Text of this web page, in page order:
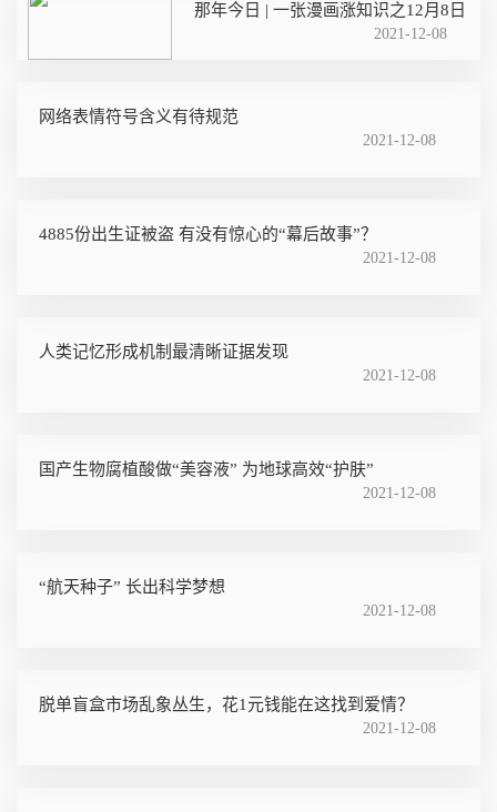
那年今日 | 一张漫画涨知识之12月8日
2021-12-08
网络表情符号含义有待规范
2021-12-08
4885份出生证被盗 有没有惊心的“幕后故事”？
2021-12-08
人类记忆形成机制最清晰证据发现
2021-12-08
国产生物腐植酸做“美容液” 为地球高效“护肤”
2021-12-08
“航天种子” 长出科学梦想
2021-12-08
脱单盲盒市场乱象丛生，花1元钱能在这找到爱情？
2021-12-08